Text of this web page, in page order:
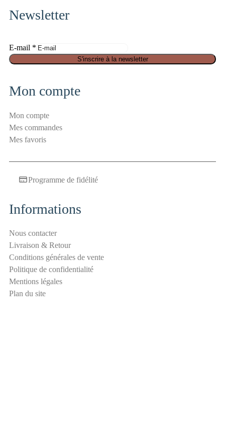
Newsletter
a
n
-
p
a
m
r
i
t
é
E
-
m
a
E-mail *
S'inscrire à la newsletter
Mon compte
Mon compte
Mes commandes
Mes favoris
Programme de fidélité
Informations
Nous contacter
Livraison & Retour
Conditions générales de vente
Politique de confidentialité
Mentions légales
Plan du site